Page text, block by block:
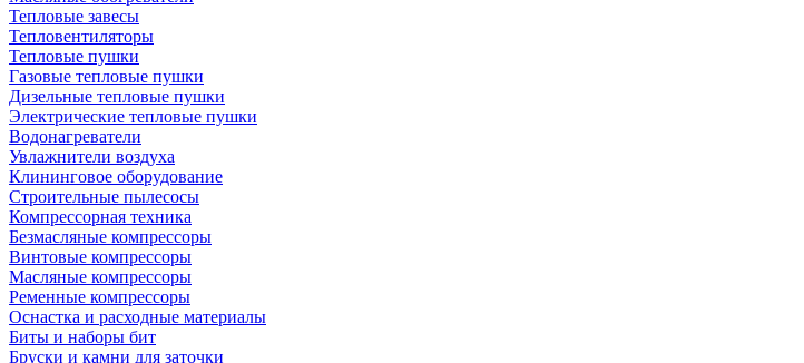
Тепловые завесы
Тепловентиляторы
Тепловые пушки
Газовые тепловые пушки
Дизельные тепловые пушки
Электрические тепловые пушки
Водонагреватели
Увлажнители воздуха
Клининговое оборудование
Строительные пылесосы
Компрессорная техника
Безмасляные компрессоры
Винтовые компрессоры
Масляные компрессоры
Ременные компрессоры
Оснастка и расходные материалы
Биты и наборы бит
Бруски и камни для заточки